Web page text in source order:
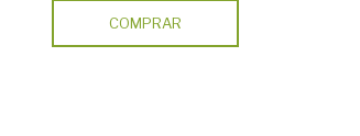
COMPRAR